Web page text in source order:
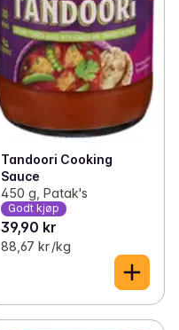
Tandoori Cooking
Sauce
450 g, Patak's
Godt kjøp
39,90 kr
88,67 kr /kg